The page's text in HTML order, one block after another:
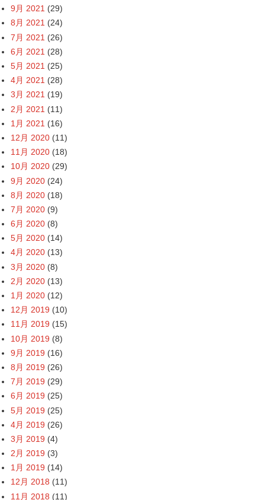
9月 2021 (29)
8月 2021 (24)
7月 2021 (26)
6月 2021 (28)
5月 2021 (25)
4月 2021 (28)
3月 2021 (19)
2月 2021 (11)
1月 2021 (16)
12月 2020 (11)
11月 2020 (18)
10月 2020 (29)
9月 2020 (24)
8月 2020 (18)
7月 2020 (9)
6月 2020 (8)
5月 2020 (14)
4月 2020 (13)
3月 2020 (8)
2月 2020 (13)
1月 2020 (12)
12月 2019 (10)
11月 2019 (15)
10月 2019 (8)
9月 2019 (16)
8月 2019 (26)
7月 2019 (29)
6月 2019 (25)
5月 2019 (25)
4月 2019 (26)
3月 2019 (4)
2月 2019 (3)
1月 2019 (14)
12月 2018 (11)
11月 2018 (11)